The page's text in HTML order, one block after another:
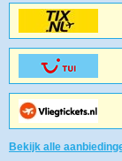
Bekijk alle
Om je aan